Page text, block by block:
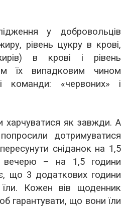
у добровольців
рівень цукру в крові,
в крові і рівень
їх випадковим чином
команди: «червоних» і
харчуватися як завжди. А
дотримуватися
сніданок на 1,5
вечерю – на 1,5 години
що 3 додаткових години
Кожен вів щоденник
гарантувати, що вони їли